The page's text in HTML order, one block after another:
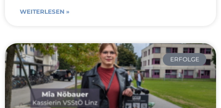
WEITERLESEN »
ERFOLGE